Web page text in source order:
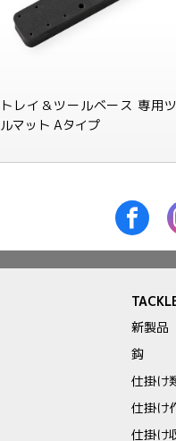
トレイ＆ツールベース 専用
ルマット Aタイプ
新製品
鈎
仕掛け
仕掛け
仕掛け